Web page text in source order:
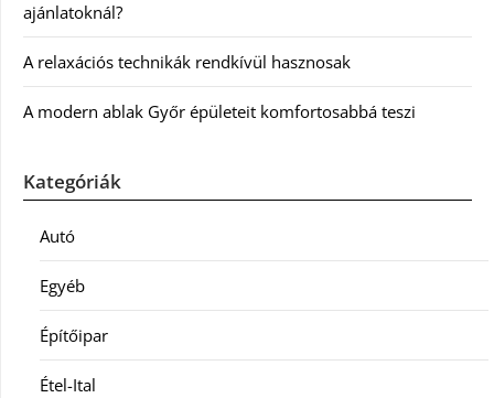
ajánlatoknál?
A relaxációs technikák rendkívül hasznosak
A modern ablak Győr épületeit komfortosabbá teszi
Kategóriák
Autó
Egyéb
Építőipar
Étel-Ital